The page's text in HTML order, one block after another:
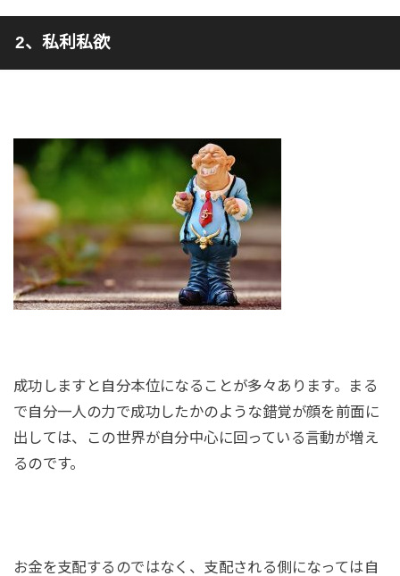
2、私利私欲
成功しますと自分本位になることが多々あります。まる
で自分一人の力で成功したかのような錯覚が顔を前面に
出しては、この世界が自分中心に回っている言動が増え
るのです。
お金を支配するのではなく、支配される側になっては自